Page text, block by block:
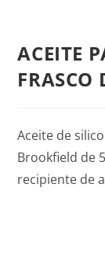
ACEITE
FRASCO
Aceite de
Brookfield de
recipiente de